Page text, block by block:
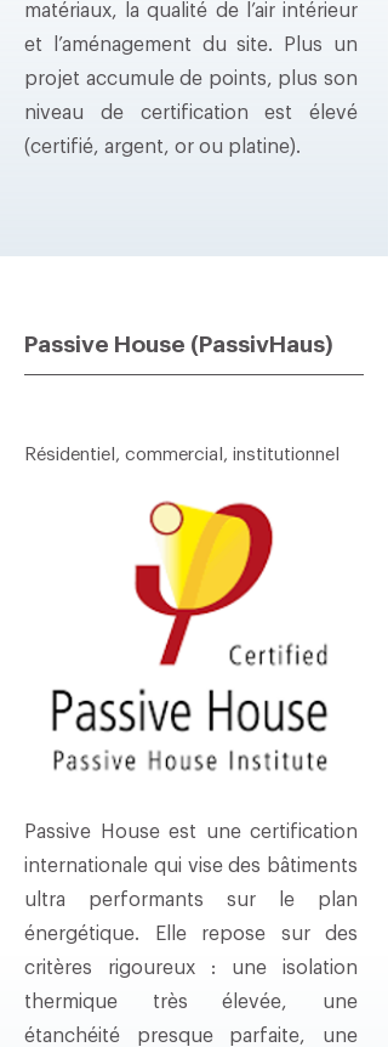
matériaux, la qualité de l’air intérieur
et l’aménagement du site. Plus un
projet accumule de points, plus son
niveau de certification est élevé
(certifié, argent, or ou platine).
Passive House (PassivHaus)
Résidentiel, commercial, institutionnel
Passive House est une certification
internationale qui vise des bâtiments
ultra performants sur le plan
énergétique. Elle repose sur des
critères rigoureux : une isolation
thermique très élevée, une
étanchéité presque parfaite, une